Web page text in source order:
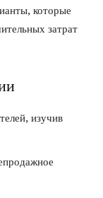
которые
затрат
изучив